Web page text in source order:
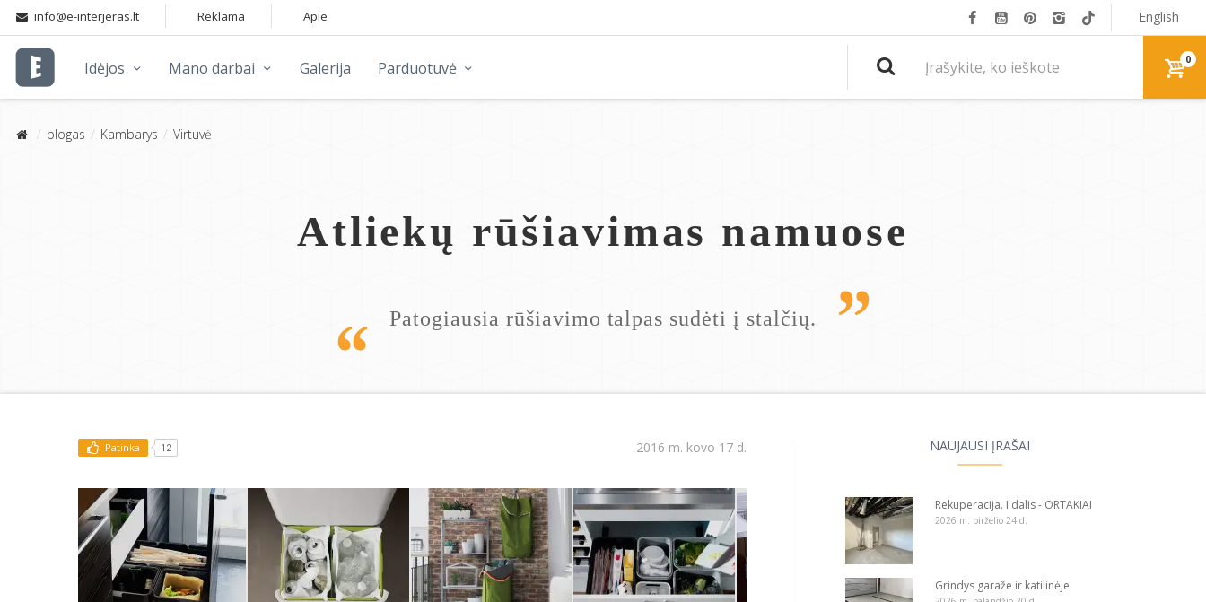
Idėjos Mano darbai Galerija Parduotuvė
English
info@e-interjeras.lt Reklama Apie
0
blogas Kambarys Virtuvė
Atliekų rūšiavimas namuose
Patogiausia rūšiavimo talpas sudėti į stalčių.
NAUJAUSI ĮRAŠAI
Rekuperacija. I dalis - ORTAKIAI
2026 m. birželio 24 d.
Grindys garaže ir katilinėje
Patinka 12 2016 m. kovo 17 d.